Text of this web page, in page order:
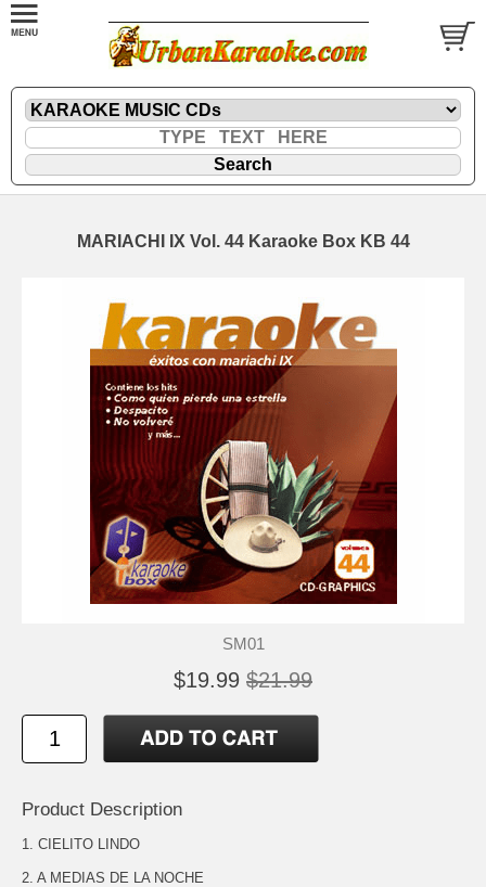
MARIACHI IX Vol. 44 Karaoke Box KB 44
SM01
$19.99 $21.99
Product Description
1. CIELITO LINDO
2. A MEDIAS DE LA NOCHE